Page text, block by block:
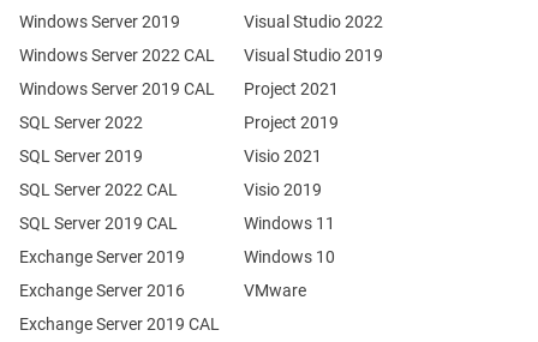
Windows Server 2019
Exchange Server 2019
Exchange Server 2016
SQL Server 2022
SQL Server 2019
Windows Server 2022 CAL
Windows Server 2019 CAL
SQL Server 2022 CAL
SQL Server 2019 CAL
Exchange Server 2019 CAL
Visual Studio 2022
Visual Studio 2019
Project 2021
Project 2019
Visio 2021
Visio 2019
Windows 11
Windows 10
VMware